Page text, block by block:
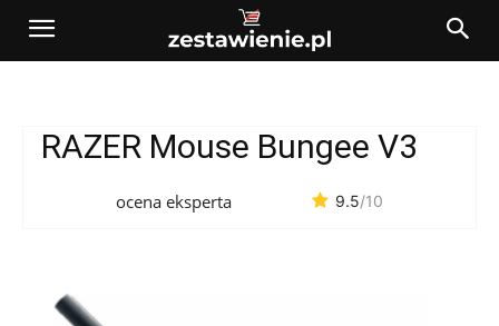
RAZER Mouse Bungee V3
ocena eksperta 9.5/10